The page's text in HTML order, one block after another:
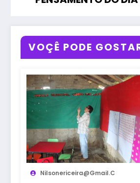
VOÇÊ PODE
Nilsonericeira@gmail.c